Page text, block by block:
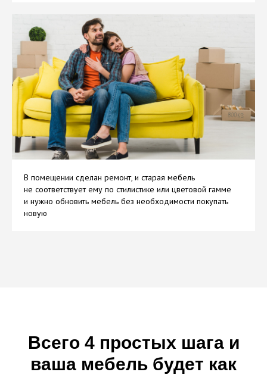
В помещении сделан ремонт, и старая мебель
не соответствует ему по стилистике или цветовой гамме
и нужно обновить мебель без необходимости покупать
новую
Всего 4 простых шага и
ваша мебель будет как